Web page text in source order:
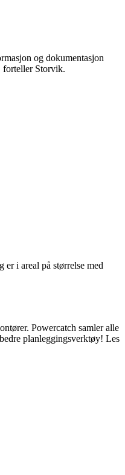
og dokumentasjon
forteller Storvik.
i areal på størrelse med
Powercatch samler alle
planleggingsverktøy! Les